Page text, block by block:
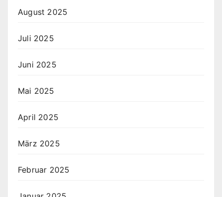
August 2025
Juli 2025
Juni 2025
Mai 2025
April 2025
März 2025
Februar 2025